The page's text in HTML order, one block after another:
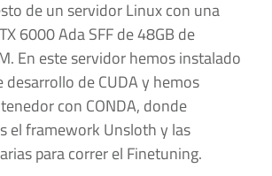
de un servidor Linux con una
6000 Ada SFF de 48GB de
En este servidor hemos instalado
desarrollo de CUDA y hemos
con CONDA, donde
el framework Unsloth y las
para correr el Finetuning.